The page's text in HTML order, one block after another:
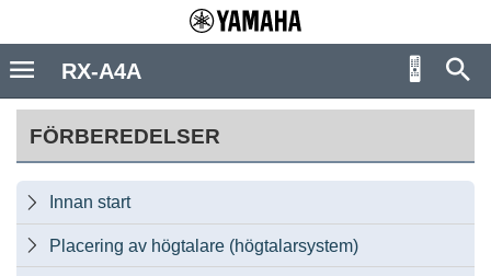
FÖRBEREDELSER
 Innan start
 Placering av högtalare (högtalarsystem)
RX-A4A